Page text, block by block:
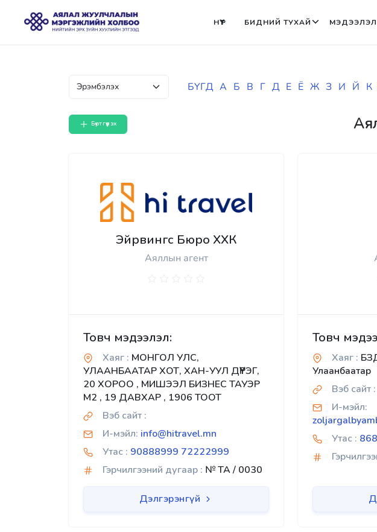
НҮҮР БИДНИЙ ТУХАЙ МЭДЭЭЛЭЛ
БҮГД А Б В Г Д Е Ё Ж З И Й К
Бүртгүүлэх
Эйрвингс Бюро ХХК
Аяллын агент
Товч мэдээлэл:
Хаяг : МОНГОЛ УЛС,
УЛААНБААТАР ХОТ, ХАН-УУЛ ДҮҮРЭГ,
20 ХОРОО , МИШЭЭЛ БИЗНЕС ТАУЭР
М2 , 19 ДАВХАР , 1906 ТООТ
Вэб сайт :
И-мэйл: info@hitravel.mn
Утас : 90888999 72222999
Гэрчилгээний дугаар : № TA / 0030
Дэлгэрэнгүй
Товч
Хаяг :
Улаанбаатар
Вэб сайт :
И-мэйл:
Утас :